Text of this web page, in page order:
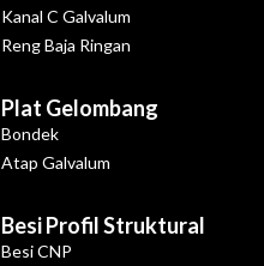
Kanal C Galvalum
Reng Baja Ringan
Plat Gelombang
Bondek
Atap Galvalum
Besi Profil Struktural
Besi CNP